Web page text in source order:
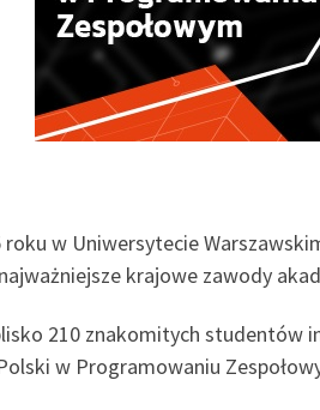
w Uniwersytecie
krajowe zawody
210 znakomitych
w Programowaniu